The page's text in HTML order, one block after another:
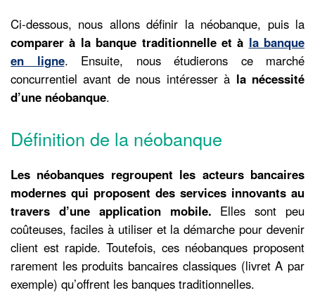
Ci-dessous, nous allons définir la néobanque, puis la
comparer à la banque traditionnelle et à la banque
en ligne. Ensuite, nous étudierons ce marché
concurrentiel avant de nous intéresser à la nécessité
d’une néobanque.
Définition de la néobanque
Les néobanques regroupent les acteurs bancaires
modernes qui proposent des services innovants au
travers d’une application mobile. Elles sont peu
coûteuses, faciles à utiliser et la démarche pour devenir
client est rapide. Toutefois, ces néobanques proposent
rarement les produits bancaires classiques (livret A par
exemple) qu’offrent les banques traditionnelles.